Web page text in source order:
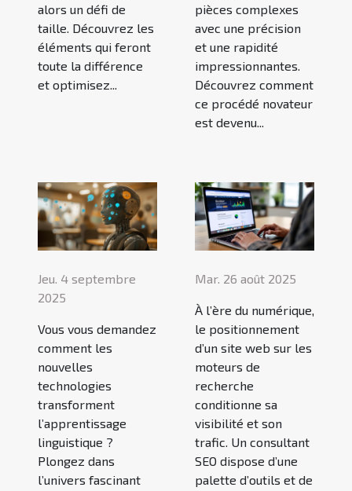
alors un défi de
taille. Découvrez les
éléments qui feront
toute la différence
et optimisez...
pièces complexes
avec une précision
et une rapidité
impressionnantes.
Découvrez comment
ce procédé novateur
est devenu...
Jeu. 4 septembre
2025
Vous vous demandez
comment les
nouvelles
technologies
transforment
l’apprentissage
linguistique ?
Plongez dans
l’univers fascinant
Mar. 26 août 2025
À l’ère du numérique,
le positionnement
d’un site web sur les
moteurs de
recherche
conditionne sa
visibilité et son
trafic. Un consultant
SEO dispose d’une
palette d’outils et de